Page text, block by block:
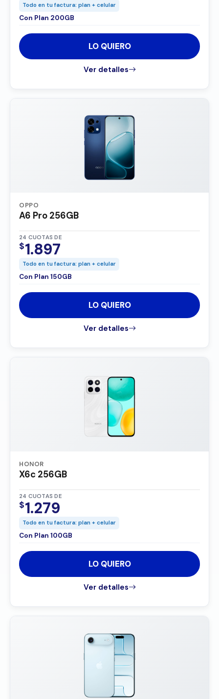
Todo en tu factura: plan + celular
Con Plan 200GB
LO QUIERO
Ver detalles
OPPO
A6 Pro 256GB
24 CUOTAS DE
$1.897
Todo en tu factura: plan + celular
Con Plan 150GB
LO QUIERO
Ver detalles
HONOR
X6c 256GB
24 CUOTAS DE
$1.279
Todo en tu factura: plan + celular
Con Plan 100GB
LO QUIERO
Ver detalles